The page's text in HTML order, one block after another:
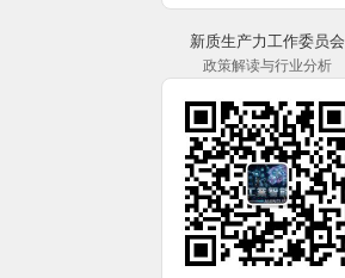
新质生产力工作委员会
政策解读与行业分析